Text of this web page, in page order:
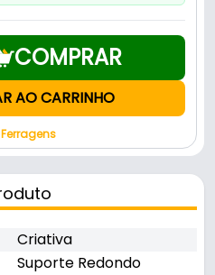
COMPRAR
AO CARRINHO
Criativa
Suporte Redondo